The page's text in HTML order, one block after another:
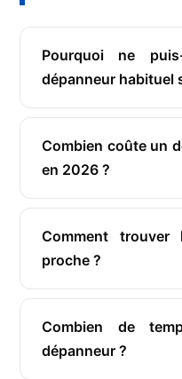
Pourquoi ne
dépanneur habituel
Combien coûte un
en 2026 ?
Comment
proche ?
Combien de
dépanneur ?